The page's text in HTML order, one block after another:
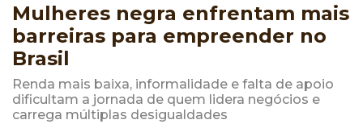
Mulheres negra enfrentam mais
barreiras para empreender no
Brasil
Renda mais baixa, informalidade e falta de apoio
dificultam a jornada de quem lidera negócios e
carrega múltiplas desigualdades